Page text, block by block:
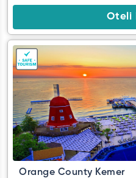
Oteli
Orange County Kemer